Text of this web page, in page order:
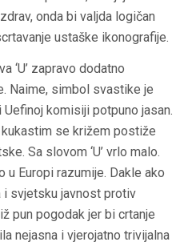
onda bi valjda logičan
ustaške ikonografije.
‘U’ zapravo dodatno
Naime, simbol svastike je
komisiji potpuno jasan.
kukastim se križem postiže
Sa slovom ‘U’ vrlo malo.
u Europi razumije. Dakle ako
svjetsku javnost protiv
pun pogodak jer bi crtanje
nejasna i vjerojatno trivijalna